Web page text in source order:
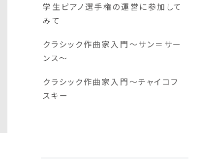
学生ピアノ選手権の運営に参加して
みて
クラシック作曲家入門～サン＝サー
ンス～
クラシック作曲家入門～チャイコフ
スキー